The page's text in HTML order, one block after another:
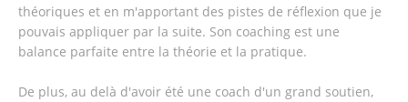
théoriques et en m'apportant des pistes de réflexion que je
pouvais appliquer par la suite. Son coaching est une
balance parfaite entre la théorie et la pratique.
De plus, au delà d'avoir été une coach d'un grand soutien,